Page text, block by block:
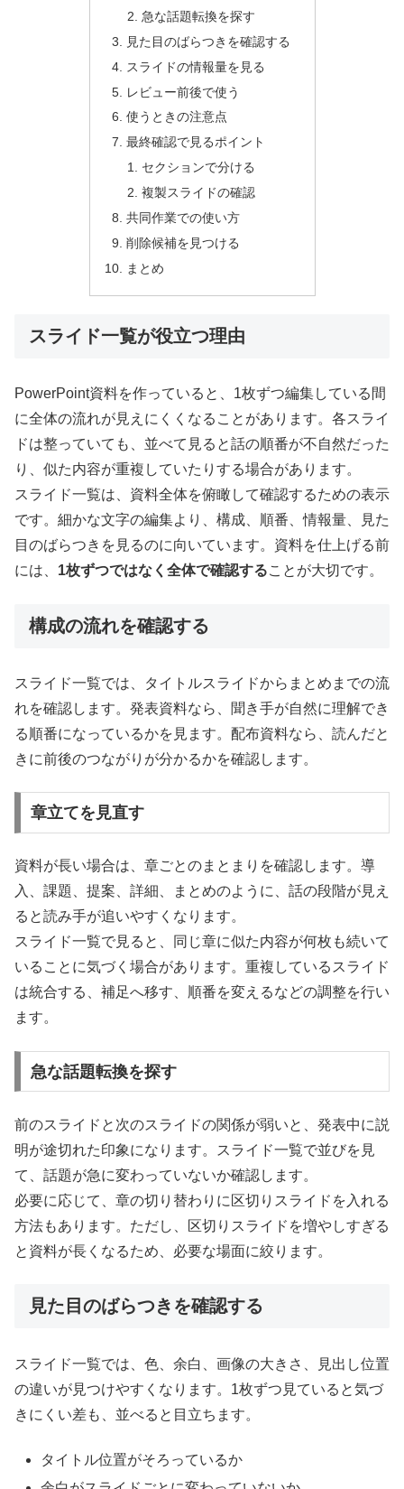
急な話題転換を探す
見た目のばらつきを確認する
スライドの情報量を見る
レビュー前後で使う
使うときの注意点
最終確認で見るポイント
セクションで分ける
複製スライドの確認
共同作業での使い方
削除候補を見つける
まとめ
スライド一覧が役立つ理由
PowerPoint資料を作っていると、1枚ずつ編集している間
に全体の流れが見えにくくなることがあります。各スライ
ドは整っていても、並べて見ると話の順番が不自然だった
り、似た内容が重複していたりする場合があります。
スライド一覧は、資料全体を俯瞰して確認するための表示
です。細かな文字の編集より、構成、順番、情報量、見た
目のばらつきを見るのに向いています。資料を仕上げる前
には、 1枚ずつではなく全体で確認することが大切です。
構成の流れを確認する
スライド一覧では、タイトルスライドからまとめまでの流
れを確認します。発表資料なら、聞き手が自然に理解でき
る順番になっているかを見ます。配布資料なら、読んだと
きに前後のつながりが分かるかを確認します。
章立てを見直す
資料が長い場合は、章ごとのまとまりを確認します。導
入、課題、提案、詳細、まとめのように、話の段階が見え
ると読み手が追いやすくなります。
スライド一覧で見ると、同じ章に似た内容が何枚も続いて
いることに気づく場合があります。重複しているスライド
は統合する、補足へ移す、順番を変えるなどの調整を行い
ます。
急な話題転換を探す
前のスライドと次のスライドの関係が弱いと、発表中に説
明が途切れた印象になります。スライド一覧で並びを見
て、話題が急に変わっていないか確認します。
必要に応じて、章の切り替わりに区切りスライドを入れる
方法もあります。ただし、区切りスライドを増やしすぎる
と資料が長くなるため、必要な場面に絞ります。
見た目のばらつきを確認する
スライド一覧では、色、余白、画像の大きさ、見出し位置
の違いが見つけやすくなります。1枚ずつ見ていると気づ
きにくい差も、並べると目立ちます。
タイトル位置がそろっているか